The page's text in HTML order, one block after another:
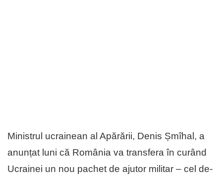
Ministrul ucrainean al Apărării, Denis Șmîhal, a
anunțat luni că România va transfera în curând
Ucrainei un nou pachet de ajutor militar – cel de-